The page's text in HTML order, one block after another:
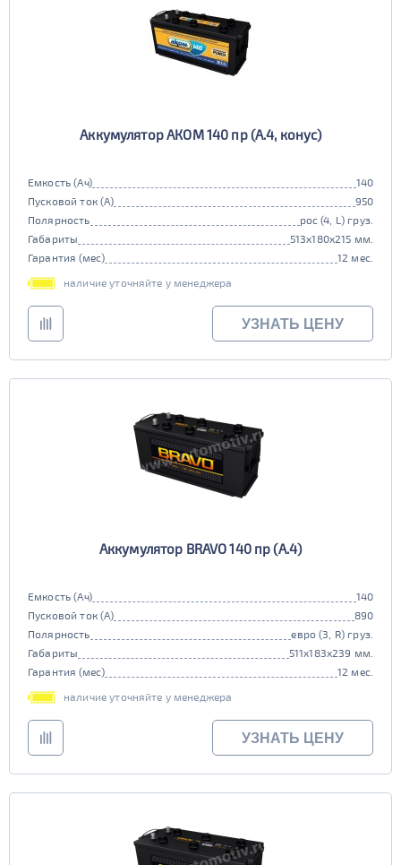
Аккумулятор АКОМ 140 пр (A.4, конус)
Емкость (Ач)
140
Пусковой ток (А)
950
Полярность
рос (4, L) груз.
Габариты
513x180x215 мм.
Гарантия (мес)
12 мес.
наличие уточняйте у менеджера
УЗНАТЬ ЦЕНУ
Аккумулятор BRAVO 140 пр (A.4)
Емкость (Ач)
140
Пусковой ток (А)
890
Полярность
евро (3, R) груз.
Габариты
511x183x239 мм.
Гарантия (мес)
12 мес.
наличие уточняйте у менеджера
УЗНАТЬ ЦЕНУ